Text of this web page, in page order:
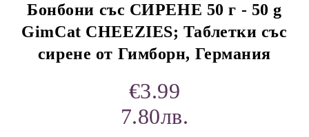
Бонбони със СИРЕНЕ 50 г - 50 g
GimCat CHEEZIES; Таблетки със
сирене от Гимборн, Германия
€3.99
7.80лв.